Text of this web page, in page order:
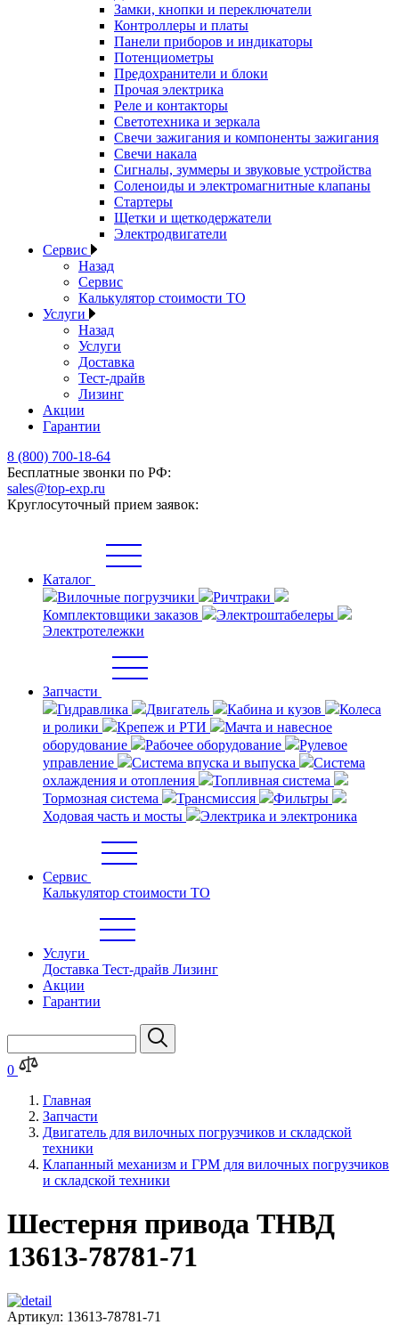
Замки, кнопки и переключатели
Контроллеры и платы
Панели приборов и индикаторы
Потенциометры
Предохранители и блоки
Прочая электрика
Реле и контакторы
Светотехника и зеркала
Свечи зажигания и компоненты зажигания
Свечи накала
Сигналы, зуммеры и звуковые устройства
Соленоиды и электромагнитные клапаны
Стартеры
Щетки и щеткодержатели
Электродвигатели
Сервис
Назад
Сервис
Калькулятор стоимости ТО
Услуги
Назад
Услуги
Доставка
Тест-драйв
Лизинг
Акции
Гарантии
8 (800) 700-18-64
Бесплатные звонки по РФ:
sales@top-exp.ru
Круглосуточный прием заявок:
Каталог
Вилочные погрузчики
Ричтраки
Комплектовщики заказов
Электроштабелеры
Электротележки
Запчасти
Гидравлика
Двигатель Кабина и кузов
Колеса
и ролики
Крепеж и РТИ
Мачта и навесное
оборудование
Рабочее оборудование
Рулевое
управление
Система впуска и выпуска
Система
охлаждения и отопления
Топливная система
Тормозная система
Трансмиссия
Фильтры
Ходовая часть и мосты
Электрика и электроника
Сервис
Калькулятор стоимости ТО
Услуги
Доставка Тест-драйв Лизинг
Акции
Гарантии
0
Главная
Запчасти
Двигатель для вилочных погрузчиков и складской
техники
Клапанный механизм и ГРМ для вилочных погрузчиков
и складской техники
Шестерня привода ТНВД
13613-78781-71
Артикул: 13613-78781-71